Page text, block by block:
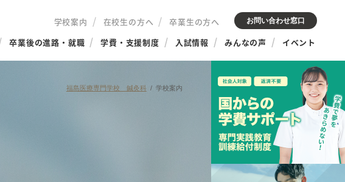
学校案内 在校生の方へ
卒業生の方へ
卒業後の進路・就職 学費・支援制度 入試情報 みんなの声 イベント
お問い合わせ窓口
福島医療専門学校 鍼灸科 学校案内